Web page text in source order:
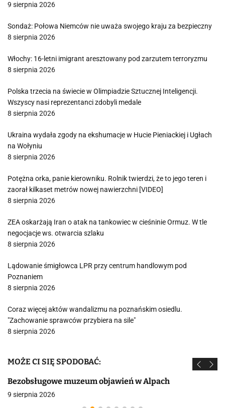
9 sierpnia 2026
Sondaż: Połowa Niemców nie uważa swojego kraju za bezpieczny
8 sierpnia 2026
Włochy: 16-letni imigrant aresztowany pod zarzutem terroryzmu
8 sierpnia 2026
Polska trzecia na świecie w Olimpiadzie Sztucznej Inteligencji.
Wszyscy nasi reprezentanci zdobyli medale
8 sierpnia 2026
Ukraina wydała zgody na ekshumacje w Hucie Pieniackiej i Ugłach
na Wołyniu
8 sierpnia 2026
Potężna orka, panie kierowniku. Rolnik twierdzi, że to jego teren i
zaorał kilkaset metrów nowej nawierzchni [VIDEO]
8 sierpnia 2026
ZEA oskarżają Iran o atak na tankowiec w cieśninie Ormuz. W tle
negocjacje ws. otwarcia szlaku
8 sierpnia 2026
Lądowanie śmigłowca LPR przy centrum handlowym pod
Poznaniem
8 sierpnia 2026
Coraz więcej aktów wandalizmu na poznańskim osiedlu.
"Zachowanie sprawców przybiera na sile"
8 sierpnia 2026
MOŻE CI SIĘ SPODOBAĆ:
Bezobsługowe muzeum objawień w Alpach
9 sierpnia 2026